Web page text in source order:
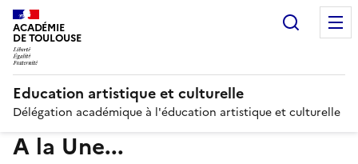
ACADÉMIE
DE TOULOUSE
Education artistique et culturelle
Délégation académique à l'éducation artistique et culturelle
A la Une...